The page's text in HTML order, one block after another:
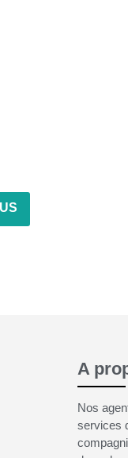
A
Nos
services